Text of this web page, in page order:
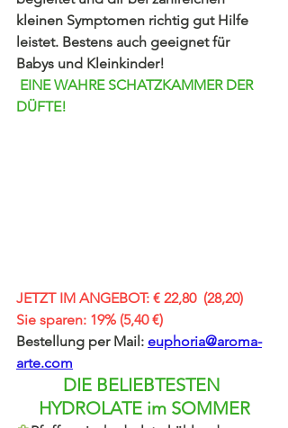
kleinen Symptomen richtig gut Hilfe
leistet. Bestens auch geeignet für
Babys und Kleinkinder!
EINE WAHRE SCHATZKAMMER DER
DÜFTE!
JETZT IM ANGEBOT: € 22,80  (28,20)
Sie sparen: 19% (5,40 €)
Bestellung per Mail: euphoria@aroma-
arte.com
DIE BELIEBTESTEN
HYDROLATE im SOMMER